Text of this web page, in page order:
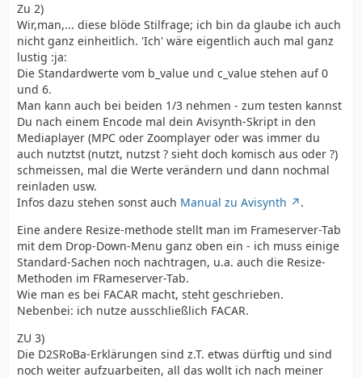
Zu 2)
Wir,man,... diese blöde Stilfrage; ich bin da glaube ich auch
nicht ganz einheitlich. 'Ich' wäre eigentlich auch mal ganz
lustig :ja:
Die Standardwerte vom b_value und c_value stehen auf 0
und 6.
Man kann auch bei beiden 1/3 nehmen - zum testen kannst
Du nach einem Encode mal dein Avisynth-Skript in den
Mediaplayer (MPC oder Zoomplayer oder was immer du
auch nutztst (nutzt, nutzst ? sieht doch komisch aus oder ?)
schmeissen, mal die Werte verändern und dann nochmal
reinladen usw.
Infos dazu stehen sonst auch Manual zu Avisynth
.
Eine andere Resize-methode stellt man im Frameserver-Tab
mit dem Drop-Down-Menu ganz oben ein - ich muss einige
Standard-Sachen noch nachtragen, u.a. auch die Resize-
Methoden im FRameserver-Tab.
Wie man es bei FACAR macht, steht geschrieben.
Nebenbei: ich nutze ausschließlich FACAR.
ZU 3)
Die D2SRoBa-Erklärungen sind z.T. etwas dürftig und sind
noch weiter aufzuarbeiten, all das wollt ich nach meiner